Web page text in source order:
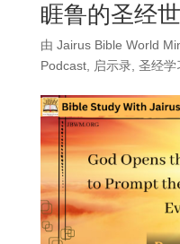
睚鲁的圣经
由 Jairus Bible World
Podcast, 启示录, 圣经学